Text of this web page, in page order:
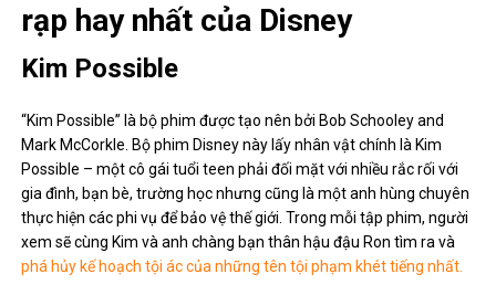
rạp hay nhất của Disney
Kim Possible
“Kim Possible” là bộ phim được tạo nên bởi Bob Schooley and
Mark McCorkle. Bộ phim Disney này lấy nhân vật chính là Kim
Possible – một cô gái tuổi teen phải đối mặt với nhiều rắc rối với
gia đình, bạn bè, trường học nhưng cũng là một anh hùng chuyên
thực hiện các phi vụ để bảo vệ thế giới. Trong mỗi tập phim, người
xem sẽ cùng Kim và anh chàng bạn thân hậu đậu Ron tìm ra và
phá hủy kế hoạch tội ác của những tên tội phạm khét tiếng nhất.